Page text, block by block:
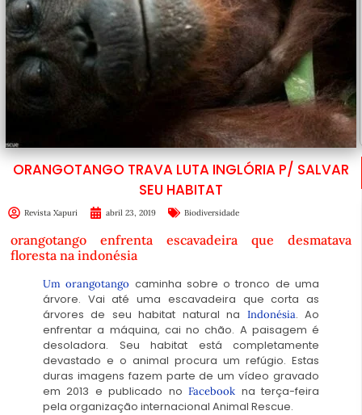
ORANGOTANGO TRAVA LUTA INGLÓRIA P/ SALVAR
SEU HABITAT
Revista Xapuri abril 23, 2019 Biodiversidade
orangotango enfrenta escavadeira que desmatava
floresta na indonésia
Um orangotango caminha sobre o tronco de uma
árvore. Vai até uma escavadeira que corta as
árvores de seu habitat natural na Indonésia. Ao
enfrentar a máquina, cai no chão. A paisagem é
desoladora. Seu habitat está completamente
devastado e o animal procura um refúgio. Estas
duras imagens fazem parte de um vídeo gravado
em 2013 e publicado noFacebook na terça-feira
pela organização internacional Animal Rescue.